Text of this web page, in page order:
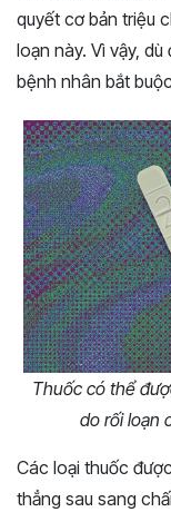
quyết cơ bản triệu
loạn này. Vì vậy,
bệnh nhân bắt
Thuốc có thể
do rối loạn
Các loại thuốc
thẳng sau sang